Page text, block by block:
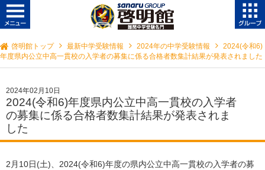
啓明館トップ 最新中学受験情報 2024年の中学受験情報
2024(令和6)
年度県内公立中高一貫校の入学者の募集に係る合格者数集計結果が発表されました
2024年02月10日
2024(令和6)年度県内公立中高一貫校の入学者
の募集に係る合格者数集計結果が発表されま
した
2月10日(土)、2024(令和6)年度の県内公立中高一貫校の入学者の募